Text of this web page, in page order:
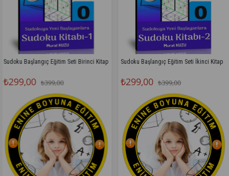
Eğitim Seti Birinci Kitap
₺399,00
Sudoku Başlangıç Eğitim Seti İkinci Kitap
₺399,00